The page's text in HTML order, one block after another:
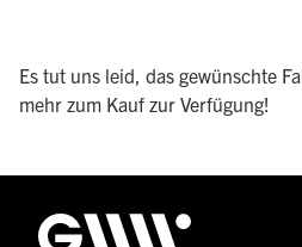
Es tut uns leid, das gewünschte
mehr zum Kauf zur Verfügung!